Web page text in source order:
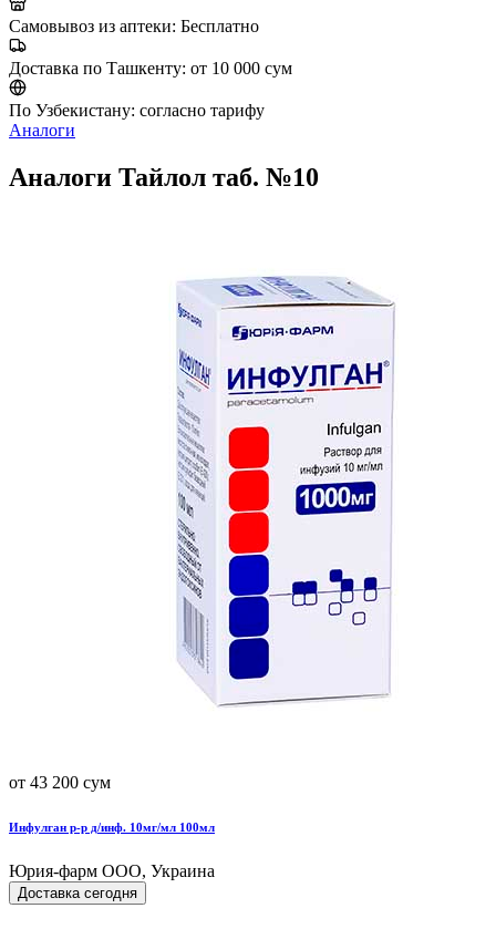
Самовывоз из аптеки: Бесплатно
Доставка по Ташкенту: от 10 000 сум
По Узбекистану: согласно тарифу
Аналоги
Аналоги Тайлол таб. №10
от 43 200 сум
Инфулган р-р д/инф. 10мг/мл 100мл
Юрия-фарм ООО, Украина
Доставка сегодня